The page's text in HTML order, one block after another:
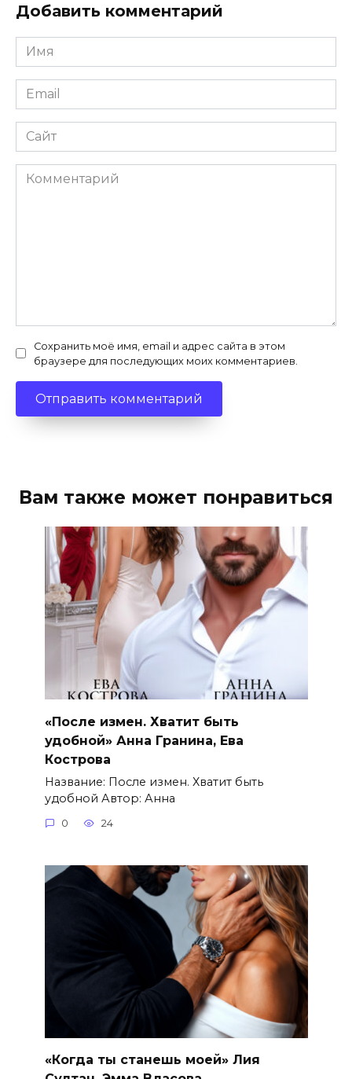
Добавить комментарий
Имя
*
Email
*
Сайт
Комментарий
Сохранить моё имя, email и адрес сайта в этом
браузере для последующих моих комментариев.
Вам также может понравиться
«После измен. Хватит быть
удобной» Анна Гранина, Ева
Кострова
Название: После измен. Хватит быть
удобной Автор: Анна
0 24
«Когда ты станешь моей» Лия